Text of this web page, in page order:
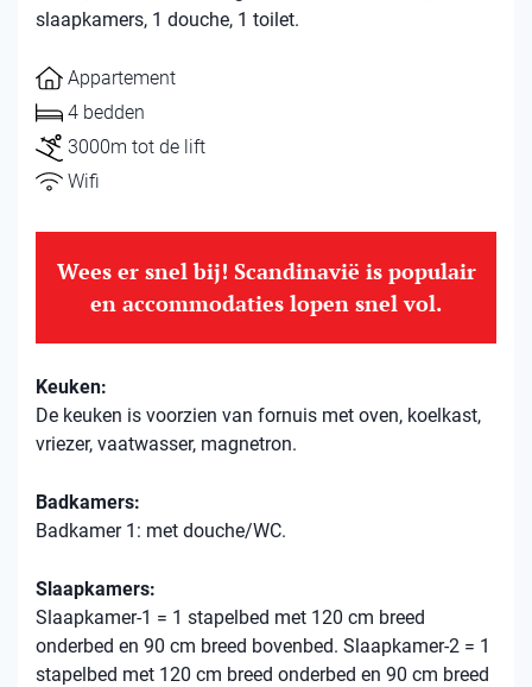
slaapkamers, 1 douche, 1 toilet.
Appartement
4 bedden
3000m tot de lift
Wifi
Wees er snel bij! Scandinavië is populair
en accommodaties lopen snel vol.
Keuken:
De keuken is voorzien van fornuis met oven, koelkast,
vriezer, vaatwasser, magnetron.
Badkamers:
Badkamer 1: met douche/WC.
Slaapkamers:
Slaapkamer-1 = 1 stapelbed met 120 cm breed
onderbed en 90 cm breed bovenbed. Slaapkamer-2 = 1
stapelbed met 120 cm breed onderbed en 90 cm breed